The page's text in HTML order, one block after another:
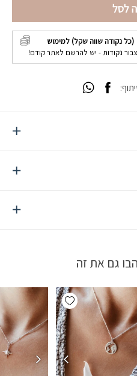
לסל
(כל נקודה שווה שקל) למימוש
נקודות - יש להרשם לאתר קודם!
גם את זה
Add wishlist